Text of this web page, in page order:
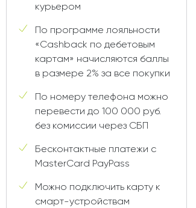
курьером
По программе лояльности
«Cashback по дебетовым
картам» начисляются баллы
в размере 2% за все покупки
По номеру телефона можно
перевести до 100 000 руб.
без комиссии через СБП
Бесконтактные платежи с
MasterCard PayPass
Можно подключить карту к
смарт-устройствам